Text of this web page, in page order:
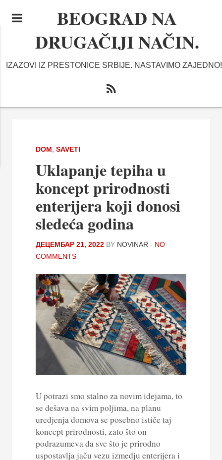
BEOGRAD NA
DRUGAČIJI NAČIN.
IZAZOVI IZ PRESTONICE SRBIJE. NASTAVIMO ZAJEDNO!
DOM SAVETI
Uklapanje tepiha u
koncept prirodnosti
enterijera koji donosi
sledeća godina
ДЕЦЕМБАР 21, 2022 BY NOVINAR - NO
COMMENTS
U potrazi smo stalno za novim idejama, to
se dešava na svim poljima, na planu
uredjenja domova se posebno ističe taj
koncept prirodnosti, zato što on
podrazumeva da sve što je prirodno
uspostavlja jaču vezu izmedju enterijera i